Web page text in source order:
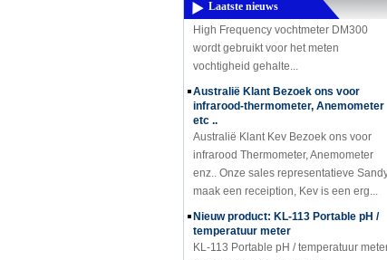
Laatste nieuws
High Frequency vochtmeter DM300
wordt gebruikt voor het meten
vochtigheid gehalte...
infrarood-thermometer, Anemometer
etc ..
Australië Klant Kev Bezoek ons ​​voor
infrarood Thermometer, Anemometer
enz.. Onze sales representatieve Sandy
maak een receiption, Kev is een erg...
temperatuur meter
KL-113 Portable pH / temperatuur meter
Hoge precisie; kleine maat;